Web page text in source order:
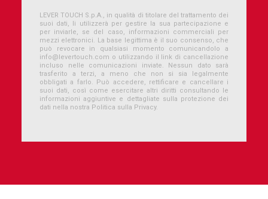
LEVER TOUCH S.p.A., in qualità di titolare del trattamento dei
suoi dati, li utilizzerà per gestire la sua partecipazione e
per inviarle, se del caso, informazioni commerciali per
mezzi elettronici. La base legittima è il suo consenso, che
può revocare in qualsiasi momento comunicandolo a
info@levertouch.com o utilizzando il link di cancellazione
incluso nelle comunicazioni inviate. Nessun dato sarà
trasferito a terzi, a meno che non si sia legalmente
obbligati a farlo. Può accedere, rettificare e cancellare i
suoi dati, così come esercitare altri diritti consultando le
informazioni aggiuntive e dettagliate sulla protezione dei
dati nella nostra Politica sulla Privacy.